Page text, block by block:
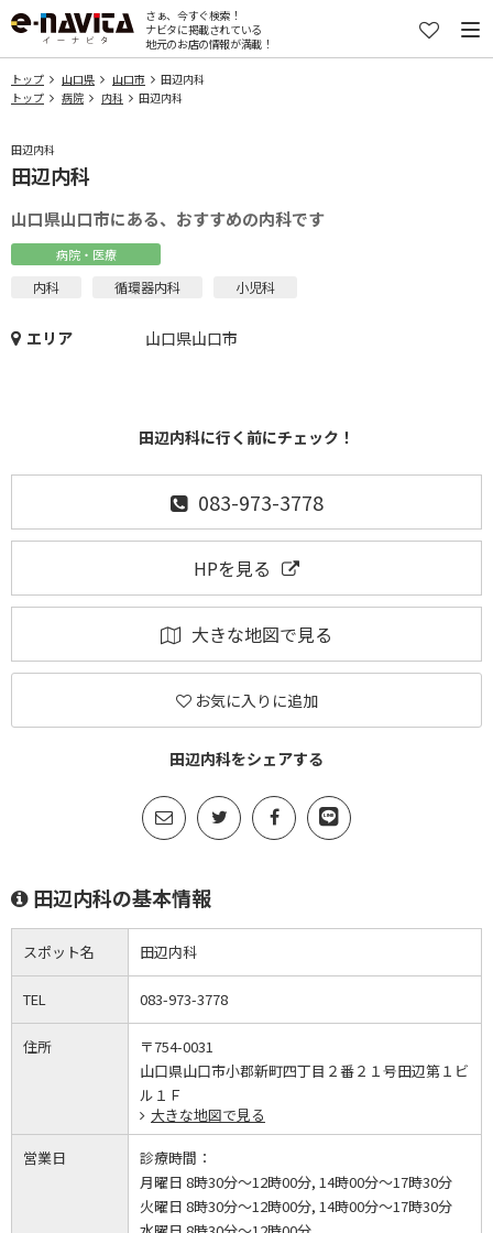
さぁ、今すぐ検索！
ナビタに掲載されている
地元のお店の情報が満載！
トップ 山口県 山口市
田辺内科
トップ
病院 内科 田辺内科
田辺内科
田辺内科
山口県山口市にある、おすすめの内科です
病院・医療
内科 循環器内科 小児科
エリア 山口県山口市
田辺内科に行く前にチェック！
083-973-3778
HPを見る
大きな地図で見る
お気に入りに追加
田辺内科をシェアする
田辺内科の基本情報
スポット名 田辺内科
TEL 083-973-3778
住所
〒754-0031
山口県山口市小郡新町四丁目２番２１号田辺第１ビ
ル１Ｆ
大きな地図で見る
営業日
診療時間：
月曜日 8時30分～12時00分, 14時00分～17時30分
火曜日 8時30分～12時00分, 14時00分～17時30分